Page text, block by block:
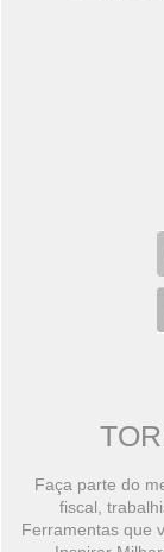
Faça parte do
fiscal,
Ferramentas que